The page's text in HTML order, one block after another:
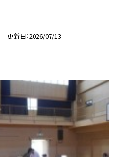
更新日 2026/07/13